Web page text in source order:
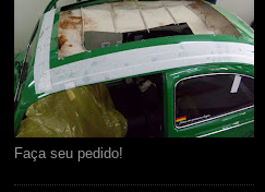
Faça seu pedido!